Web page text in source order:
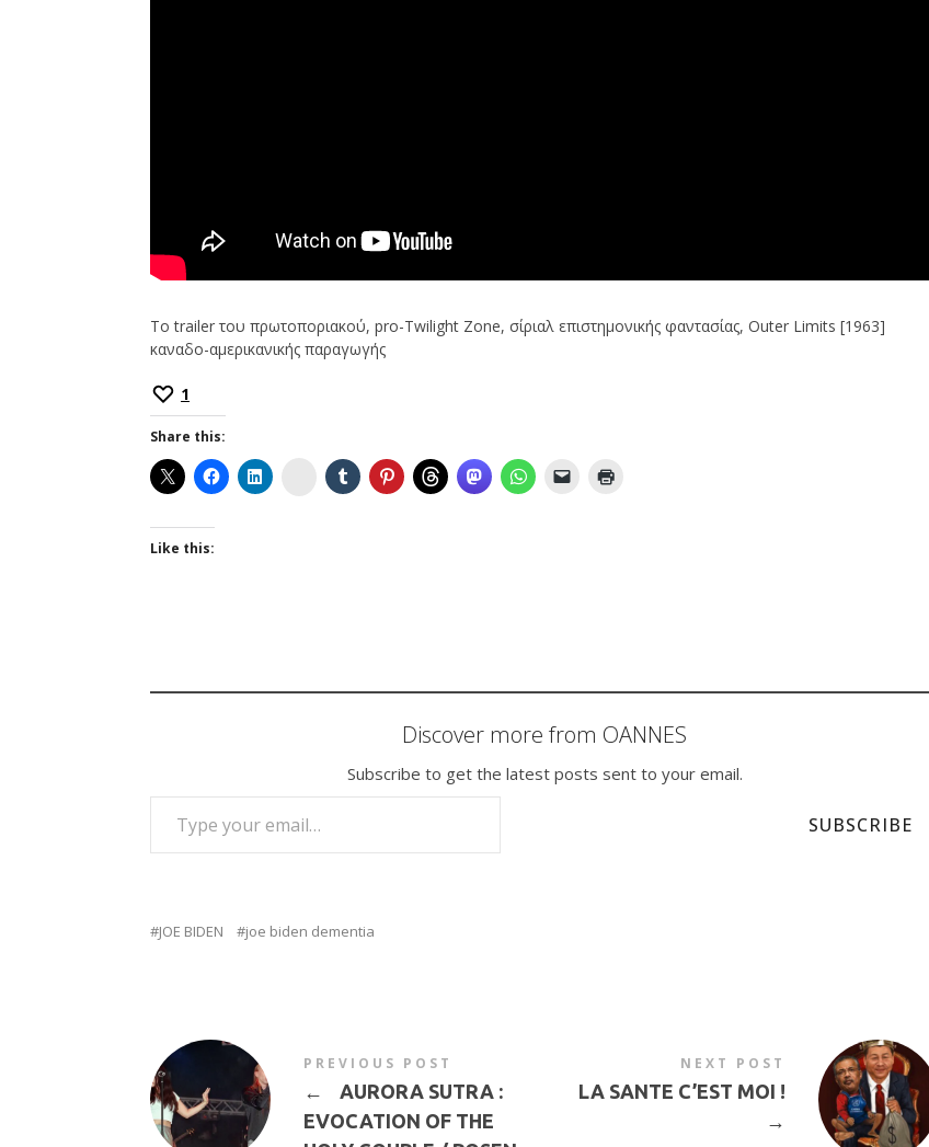
Το trailer του πρωτοποριακού, pro-Twilight Zone, σίριαλ επιστημονικής φαντασίας, Outer Limits [1963]
καναδο-αμερικανικής παραγωγής
1
Share this:
Instagram
Like this:
Discover more from OANNES
Subscribe to get the latest posts sent to your email.
TYPE YOUR EMAIL…
SUBSCRIBE
JOE BIDEN joe biden dementia
PREVIOUS POST
←
AURORA SUTRA :
EVOCATION OF THE
NEXT POST
LA SANTE C’EST MOI !
→